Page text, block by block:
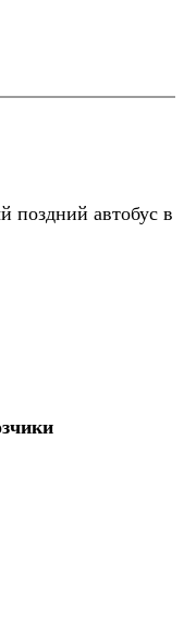
поздний автобус в